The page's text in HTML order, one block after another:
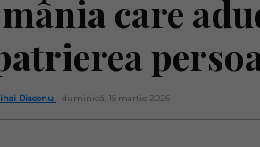
care
Diaconu - duminică, 15 martie 2026